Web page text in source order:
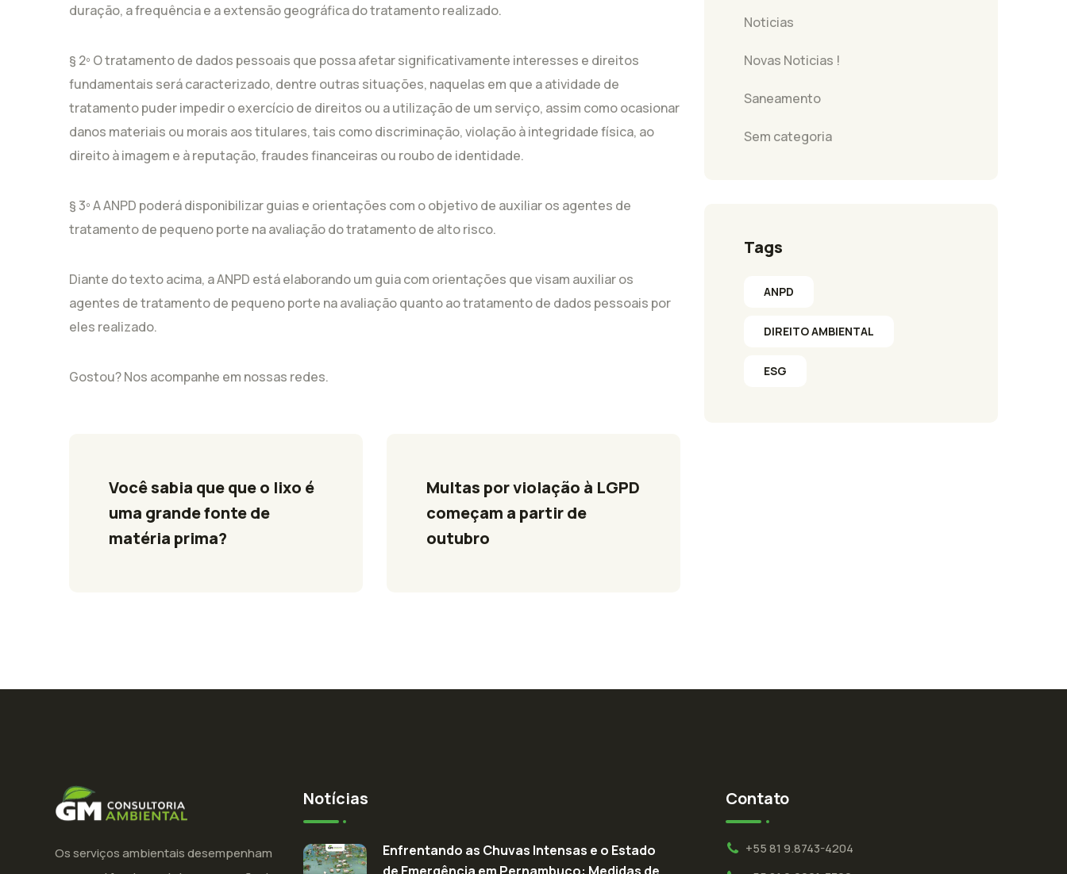
duração, a frequência e a extensão geográfica do tratamento realizado.
§ 2º O tratamento de dados pessoais que possa afetar significativamente interesses e direitos
fundamentais será caracterizado, dentre outras situações, naquelas em que a atividade de
tratamento puder impedir o exercício de direitos ou a utilização de um serviço, assim como ocasionar
danos materiais ou morais aos titulares, tais como discriminação, violação à integridade física, ao
direito à imagem e à reputação, fraudes financeiras ou roubo de identidade.
§ 3º A ANPD poderá disponibilizar guias e orientações com o objetivo de auxiliar os agentes de
tratamento de pequeno porte na avaliação do tratamento de alto risco.
Diante do texto acima, a ANPD está elaborando um guia com orientações que visam auxiliar os
agentes de tratamento de pequeno porte na avaliação quanto ao tratamento de dados pessoais por
eles realizado.
Gostou? Nos acompanhe em nossas redes.
Você sabia que que o lixo é
uma grande fonte de
matéria prima?
Multas por violação à LGPD
começam a partir de
outubro
Noticias
Novas Noticias !
Saneamento
Sem categoria
Tags
ANPD
DIREITO AMBIENTAL
ESG
Os serviços ambientais desempenham
Notícias
Enfrentando as Chuvas Intensas e o Estado
Contato
+55 81 9.8743-4204